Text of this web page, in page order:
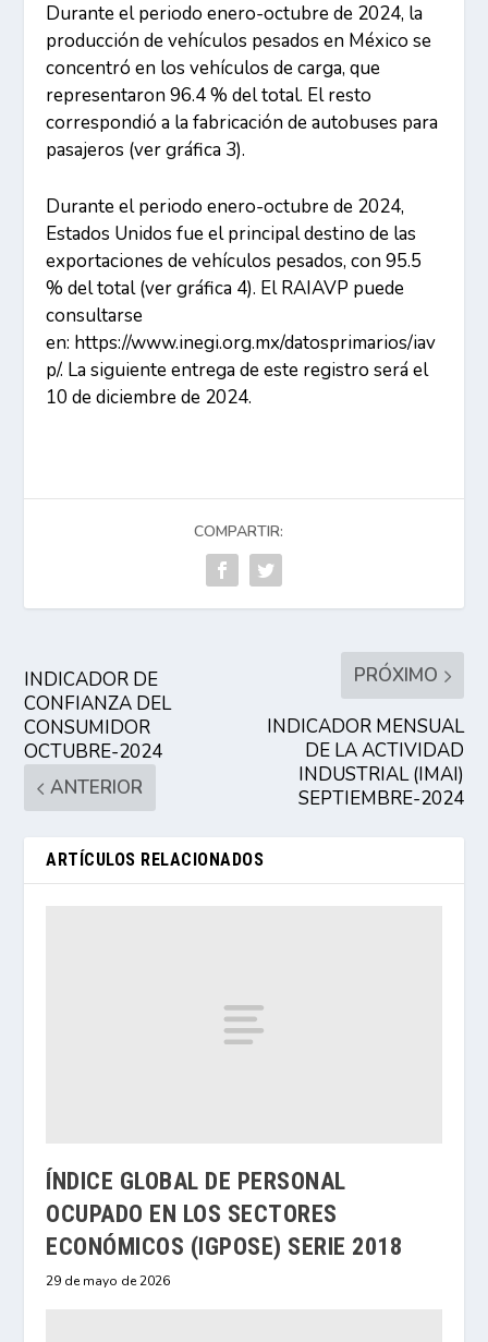
Durante el periodo enero-octubre de 2024, la
producción de vehículos pesados en México se
concentró en los vehículos de carga, que
representaron 96.4 % del total. El resto
correspondió a la fabricación de autobuses para
pasajeros (ver gráfica 3).
Durante el periodo enero-octubre de 2024,
Estados Unidos fue el principal destino de las
exportaciones de vehículos pesados, con 95.5
% del total (ver gráfica 4). El RAIAVP puede
consultarse
en: https://www.inegi.org.mx/datosprimarios/iav
p/. La siguiente entrega de este registro será el
10 de diciembre de 2024.
COMPARTIR:
INDICADOR DE
CONFIANZA DEL
CONSUMIDOR
OCTUBRE-2024
ANTERIOR
PRÓXIMO
INDICADOR MENSUAL
DE LA ACTIVIDAD
INDUSTRIAL (IMAI)
SEPTIEMBRE-2024
ARTÍCULOS RELACIONADOS
ÍNDICE GLOBAL DE PERSONAL
OCUPADO EN LOS SECTORES
ECONÓMICOS (IGPOSE) SERIE 2018
29 de mayo de 2026